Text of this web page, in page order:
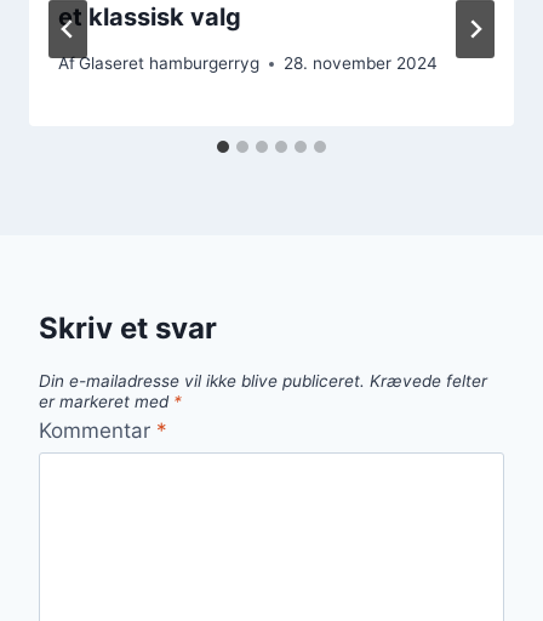
et klassisk valg
AfGlaseret hamburgerryg 28. november 2024
Skriv et svar
Din e-mailadresse vil ikke blive publiceret. Krævede felter
er markeret med *
Kommentar *